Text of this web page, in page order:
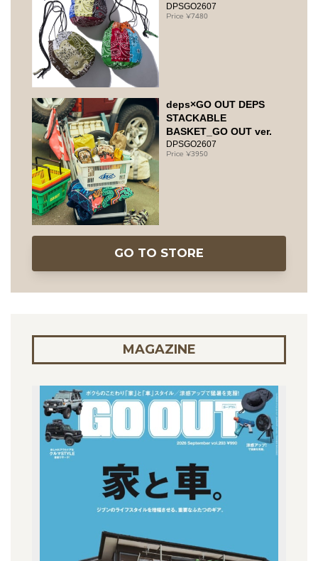
DPSGO2607
7480
deps×GO OUT DEPS
STACKABLE
BASKET_GO OUT ver.
DPSGO2607
3950
GO TO STORE
MAGAZINE